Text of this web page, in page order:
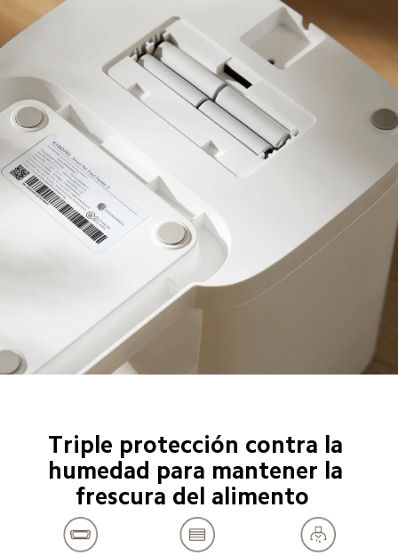
Triple protección contra la
humedad para mantener la
frescura del alimento